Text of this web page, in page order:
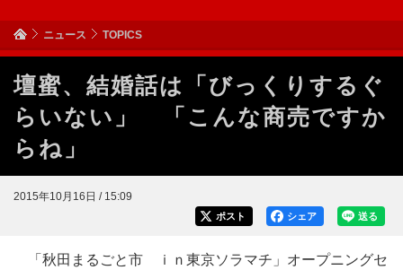
ニュース TOPICS
壇蜜、結婚話は「びっくりするぐ
らいない」 「こんな商売ですか
らね」
2015年10月16日 / 15:09
送る
シェア
ポスト
「秋田まるごと市 ｉｎ東京ソラマチ」オープニングセ